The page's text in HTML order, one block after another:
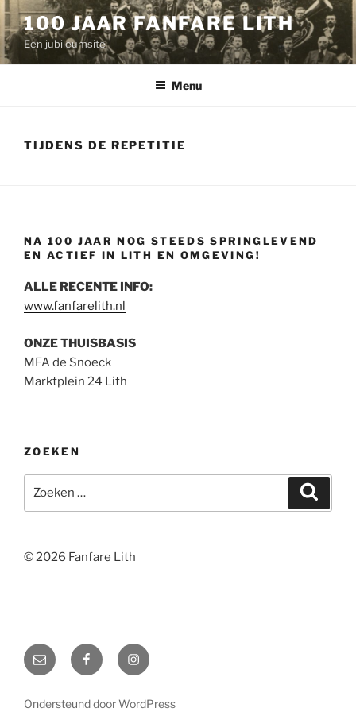
Ga
naar
de
inhoud
100 JAAR FANFARE LITH
Een jubileumsite
Menu
TIJDENS DE REPETITIE
NA 100 JAAR NOG STEEDS SPRINGLEVEND
EN ACTIEF IN LITH EN OMGEVING!
ALLE RECENTE INFO:
www.fanfarelith.nl
ONZE THUISBASIS
MFA de Snoeck
Marktplein 24 Lith
ZOEKEN
naar:
© 2026 Fanfare Lith
E-
mail
FacebookInstagram
Ondersteund door WordPress